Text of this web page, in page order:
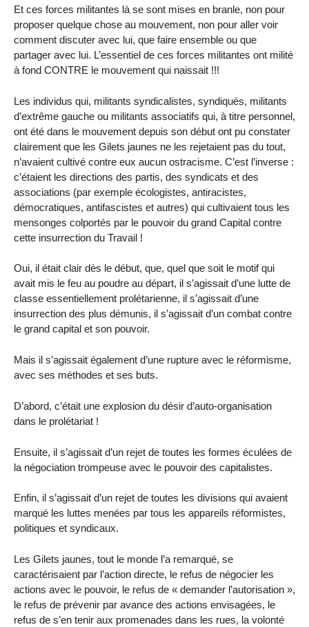
Et ces forces militantes là se sont mises en branle, non pour
proposer quelque chose au mouvement, non pour aller voir
comment discuter avec lui, que faire ensemble ou que
partager avec lui. L’essentiel de ces forces militantes ont milité
à fond CONTRE le mouvement qui naissait !!!
Les individus qui, militants syndicalistes, syndiqués, militants
d’extrême gauche ou militants associatifs qui, à titre personnel,
ont été dans le mouvement depuis son début ont pu constater
clairement que les Gilets jaunes ne les rejetaient pas du tout,
n’avaient cultivé contre eux aucun ostracisme. C’est l’inverse :
c’étaient les directions des partis, des syndicats et des
associations (par exemple écologistes, antiracistes,
démocratiques, antifascistes et autres) qui cultivaient tous les
mensonges colportés par le pouvoir du grand Capital contre
cette insurrection du Travail !
Oui, il était clair dès le début, que, quel que soit le motif qui
avait mis le feu au poudre au départ, il s’agissait d’une lutte de
classe essentiellement prolétarienne, il s’agissait d’une
insurrection des plus démunis, il s’agissait d’un combat contre
le grand capital et son pouvoir.
Mais il s’agissait également d’une rupture avec le réformisme,
avec ses méthodes et ses buts.
D’abord, c’était une explosion du désir d’auto-organisation
dans le prolétariat !
Ensuite, il s’agissait d’un rejet de toutes les formes éculées de
la négociation trompeuse avec le pouvoir des capitalistes.
Enfin, il s’agissait d’un rejet de toutes les divisions qui avaient
marqué les luttes menées par tous les appareils réformistes,
politiques et syndicaux.
Les Gilets jaunes, tout le monde l’a remarqué, se
caractérisaient par l’action directe, le refus de négocier les
actions avec le pouvoir, le refus de « demander l’autorisation »,
le refus de prévenir par avance des actions envisagées, le
refus de s’en tenir aux promenades dans les rues, la volonté